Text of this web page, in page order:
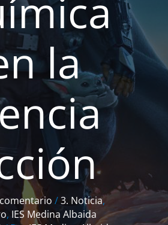
la
/3. Noticia,
, IES Medina Albaida